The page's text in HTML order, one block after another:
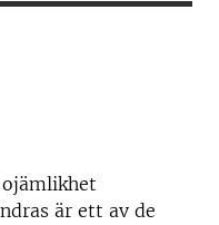
är ett av de